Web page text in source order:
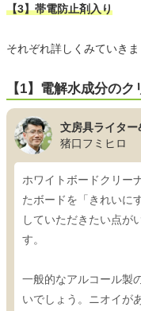
【3】帯電防止剤入り
それぞれ詳しくみていきま
【1】電解水成分の
文房具ライタ
猪口フミヒロ
ホワイトボードクリー
たボードを「きれいに
していただきたい点が
す。
一般的なアルコール製
いでしょう。ニオイが